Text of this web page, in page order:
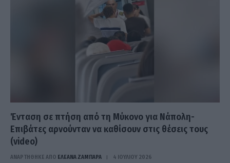
Ένταση σε πτήση από τη Μύκονο για Νάπολη-
Επιβάτες αρνούνταν να καθίσουν στις θέσεις τους
(video)
ΑΝΑΡΤΗΘΗΚΕ ΑΠΟ ΕΛΕΑΝΑ ΖΑΜΠΑΡΑ 4 ΙΟΥΛΊΟΥ 2026